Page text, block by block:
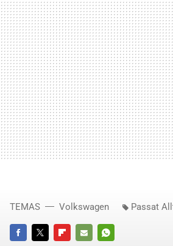
TEMAS Volkswagen Passat